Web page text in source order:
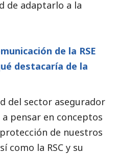
de adaptarlo a la
de la RSE
destacaría de la
del sector asegurador
pensar en conceptos
de nuestros
como la RSC y su